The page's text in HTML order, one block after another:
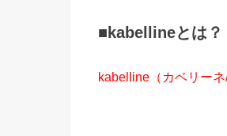
■kabellineとは？
kabelline（カベリー